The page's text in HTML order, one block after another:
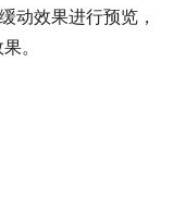
动效果进行预览，
。